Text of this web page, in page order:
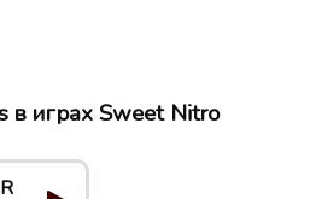
в играх Sweet Nitro